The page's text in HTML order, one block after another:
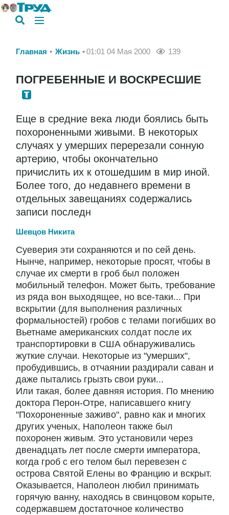
Главная Жизнь 01:01 04 Мая 2000 139
ПОГРЕБЕННЫЕ И ВОСКРЕСШИЕ
Еще в средние века люди боялись быть
похороненными живыми. В некоторых
случаях у умерших перерезали сонную
артерию, чтобы окончательно
причислить их к отошедшим в мир иной.
Более того, до недавнего времени в
отдельных завещаниях содержались
записи последн
Шевцов Никита
Суеверия эти сохраняются и по сей день.
Нынче, например, некоторые просят, чтобы в
случае их смерти в гроб был положен
мобильный телефон. Может быть, требование
из ряда вон выходящее, но все-таки... При
вскрытии (для выполнения различных
формальностей) гробов с телами погибших во
Вьетнаме американских солдат после их
транспортировки в США обнаруживались
жуткие случаи. Некоторые из "умерших",
пробудившись, в отчаянии раздирали саван и
даже пытались грызть свои руки...
Или такая, более давняя история. По мнению
доктора Перон-Отре, написавшего книгу
"Похороненные заживо", равно как и многих
других ученых, Наполеон также был
похоронен живым. Это установили через
двенадцать лет после смерти императора,
когда гроб с его телом был перевезен с
острова Святой Елены во Францию и вскрыт.
Оказывается, Наполеон любил принимать
горячую ванну, находясь в свинцовом корыте,
содержавшем достаточное количество